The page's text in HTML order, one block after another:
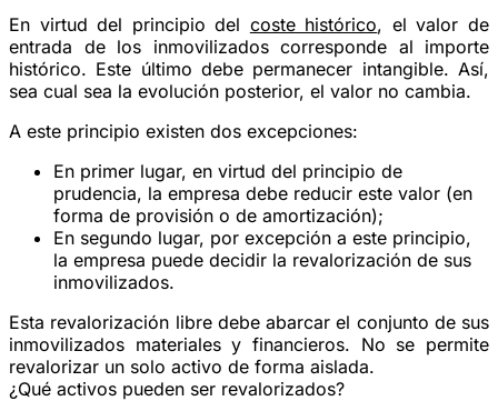
En virtud del principio del coste histórico, el valor de
entrada de los inmovilizados corresponde al importe
histórico. Este último debe permanecer intangible. Así,
sea cual sea la evolución posterior, el valor no cambia.
A este principio existen dos excepciones:
En primer lugar, en virtud del principio de
prudencia, la empresa debe reducir este valor (en
forma de provisión o de amortización);
En segundo lugar, por excepción a este principio,
la empresa puede decidir la revalorización de sus
inmovilizados.
Esta revalorización libre debe abarcar el conjunto de sus
inmovilizados materiales y financieros. No se permite
revalorizar un solo activo de forma aislada.
¿Qué activos pueden ser revalorizados?